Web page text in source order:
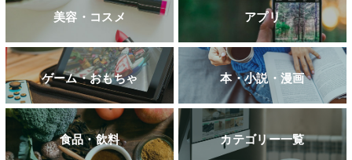
美容・コスメ アプリ
ゲーム・おもちゃ 本・小説・漫画
食品・飲料 カテゴリー一覧